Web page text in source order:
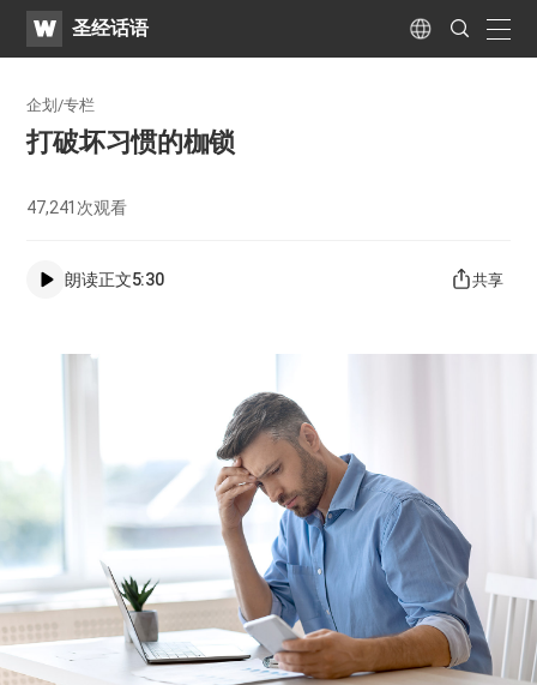
WATV圣经话语 Language
Search
Submit
企划/专栏
打破坏习惯的枷锁
47,241 次观看
朗读正文5:30 共享